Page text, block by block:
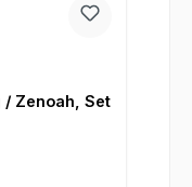
/ Zenoah, Set